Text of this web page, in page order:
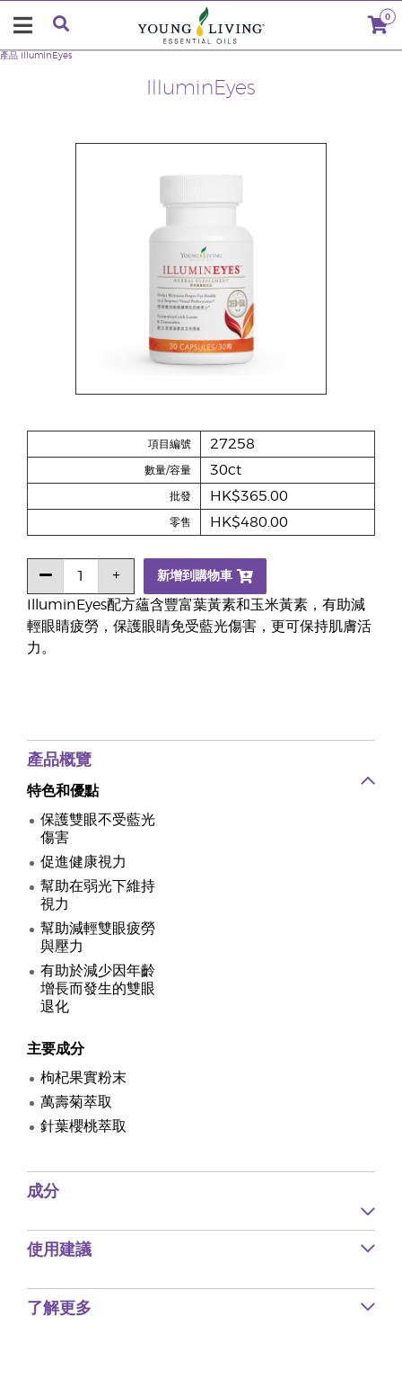
0
IlluminEyes
產品 IlluminEyes
IlluminEyes配方蘊含豐富葉黃素和玉米黃素，有助減
輕眼睛疲勞，保護眼睛免受藍光傷害，更可保持肌膚活
力。
項目編號 27258
數量/容量 30ct
批發 HK$365.00
零售 HK$480.00
新增到購物車
產品概覽
特色和優點
保護雙眼不受藍光
傷害
促進健康視力
幫助在弱光下維持
視力
幫助減輕雙眼疲勞
與壓力
有助於減少因年齡
增長而發生的雙眼
退化
主要成分
枸杞果實粉末
萬壽菊萃取
針葉櫻桃萃取
成分
使用建議
了解更多